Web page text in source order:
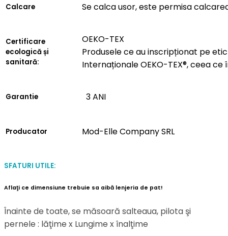
Calcare Se calca usor, este permisa
Certificare
ecologică și
sanitară:
OEKO-TEX
Produsele ce au inscripționat pe
Internaționale OEKO-TEX®, ceea
Garantie 3 ANI
Producator Mod-Elle Company SRL
SFATURI UTILE:
Aflaţi ce dimensiune trebuie sa aibă lenjeria de pat!
Înainte de toate, se măsoară salteaua, pilota şi
pernele : lăţime x Lungime x înalţime